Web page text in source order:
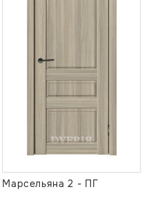
Марсельяна 2 - ПГ